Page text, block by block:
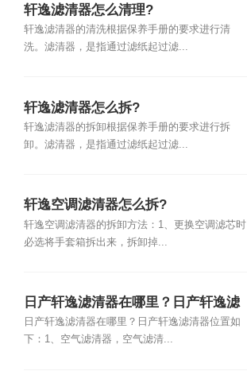
轩逸滤清器怎么清理?
轩逸滤清器的清洗根据保养手册的要求进行清
洗。滤清器，是指通过滤纸起过滤...
轩逸滤清器怎么拆?
轩逸滤清器的拆卸根据保养手册的要求进行拆
卸。滤清器，是指通过滤纸起过滤...
轩逸空调滤清器怎么拆?
轩逸空调滤清器的拆卸方法：1、更换空调滤芯时
必选将手套箱拆出来，拆卸掉...
日产轩逸滤清器在哪里？日产轩逸滤
清器位置
日产轩逸滤清器在哪里？日产轩逸滤清器位置如
下：1、空气滤清器，空气滤清...